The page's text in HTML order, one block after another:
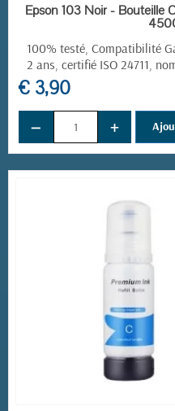
EN
Epson 103 Noir - Bouteille
100% testé, Compatibilité
2 ans, certifié ISO 24711,
€ 3,90
− +